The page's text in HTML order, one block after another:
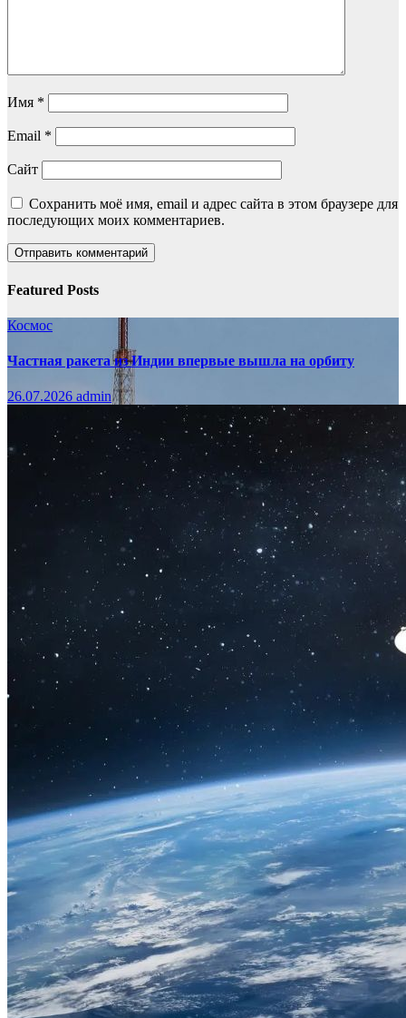
Имя *
Email *
Сайт
Сохранить моё имя, email и адрес сайта в этом браузере для
последующих моих комментариев.
Featured Posts
Космос
Частная ракета из Индии впервые вышла на орбиту
26.07.2026 admin